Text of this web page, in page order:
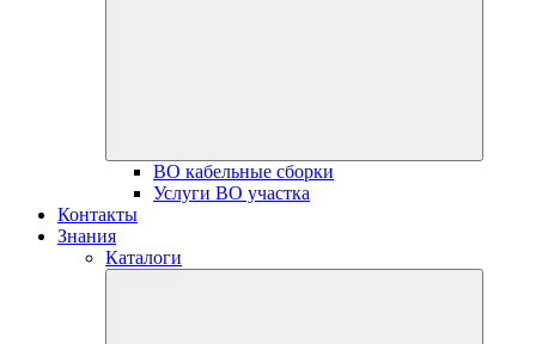
ВО кабельные сборки
Услуги ВО участка
Контакты
Знания
Каталоги